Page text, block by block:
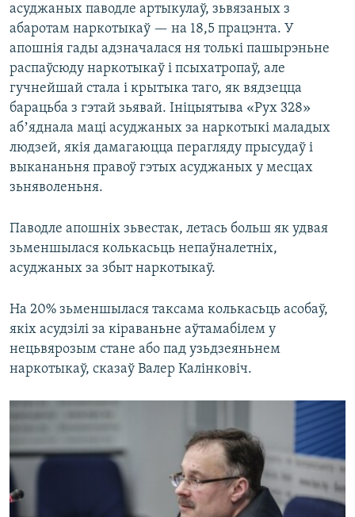
асуджаных паводле артыкулаў, зьвязаных з
абаротам наркотыкаў — на 18,5 працэнта. У
апошнія гады адзначалася ня толькі пашырэньне
распаўсюду наркотыкаў і псыхатропаў, але
гучнейшай стала і крытыка таго, як вядзецца
барацьба з гэтай зьявай. Ініцыятыва «Рух 328»
абʼяднала маці асуджаных за наркотыкі маладых
людзей, якія дамагаюцца перагляду прысудаў і
выкананьня правоў гэтых асуджаных у месцах
зьняволеньня.
Паводле апошніх зьвестак, летась больш як удвая
зьменшылася колькасьць непаўналетніх,
асуджаных за збыт наркотыкаў.
На 20% зьменшылася таксама колькасьць асобаў,
якіх асудзілі за кіраваньне аўтамабілем у
нецьвярозым стане або пад узьдзеяньнем
наркотыкаў, сказаў Валер Калінковіч.